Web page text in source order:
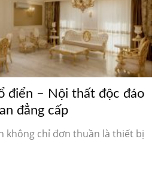
điển – Nội thất độc đáo
đẳng cấp
không chỉ đơn thuần là thiết bị